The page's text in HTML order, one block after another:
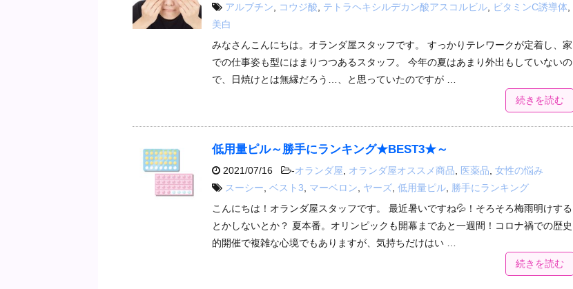
アルブチン
コウジ酸 テトラヘキシルデカン酸アスコルビル ビタミンC誘導体
美白
みなさんこんにちは。オランダ屋スタッフです。 すっかりテレワークが定着し、家
での仕事姿も型にはまりつつあるスタッフ。 今年の夏はあまり外出もしていないの
で、日焼けとは無縁だろう…、と思っていたのですが …
続きを読む
低用量ピル～勝手にランキング★BEST3★～
2021/07/16 -オランダ屋 オランダ屋オススメ商品 医薬品 女性の悩み
スーシー ベスト3 マーベロン ヤーズ 低用量ピル
勝手にランキング
こんにちは！オランダ屋スタッフです。 最近暑いですね💦！そろそろ梅雨明けする
とかしないとか？ 夏本番。オリンピックも開幕まであと一週間！コロナ禍での歴史
的開催で複雑な心境でもありますが、気持ちだけはい …
続きを読む